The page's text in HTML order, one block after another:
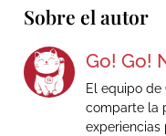
Sobre el autor
Go! Go!
El equipo
comparte la
experiencias